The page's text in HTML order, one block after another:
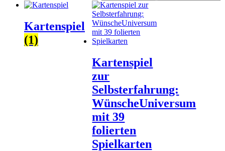
Kartenspiel
(1)
Kartenspiel
zur
Selbsterfahrung:
WünscheUniversum
mit 39
folierten
Spielkarten